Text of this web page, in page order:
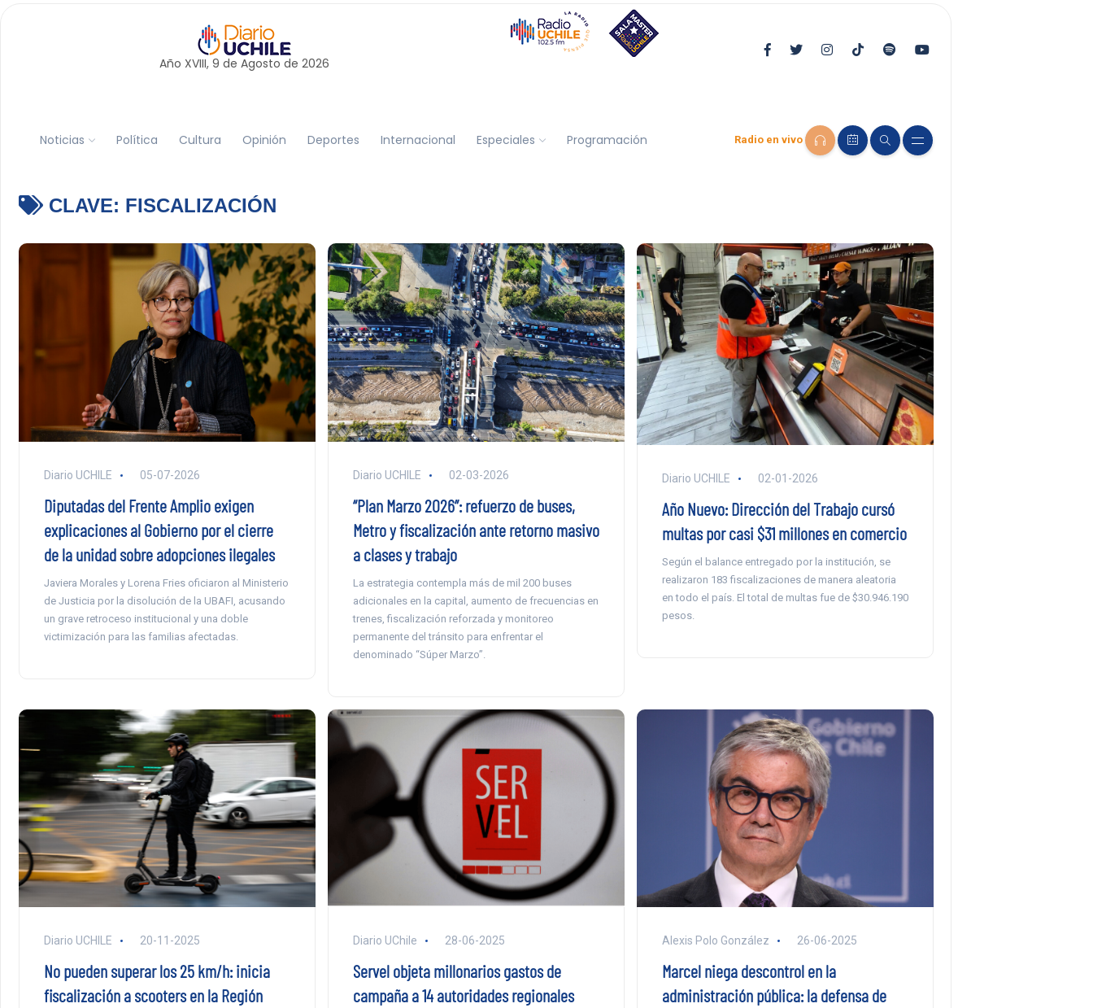
Año XVIII, 9 de Agosto de 2026
Noticias Política Cultura Opinión Deportes Internacional Especiales Programación Radio en vivo
CLAVE: FISCALIZACIÓN
Diario UCHILE 05-07-2026
Diputadas del Frente Amplio exigen
explicaciones al Gobierno por el cierre
de la unidad sobre adopciones ilegales
Javiera Morales y Lorena Fries oficiaron al Ministerio
de Justicia por la disolución de la UBAFI, acusando
un grave retroceso institucional y una doble
victimización para las familias afectadas.
Diario UCHILE 02-03-2026
“Plan Marzo 2026”: refuerzo de buses,
Metro y fiscalización ante retorno masivo
a clases y trabajo
La estrategia contempla más de mil 200 buses
adicionales en la capital, aumento de frecuencias en
trenes, fiscalización reforzada y monitoreo
permanente del tránsito para enfrentar el
denominado “Súper Marzo”.
Diario UCHILE 02-01-2026
Año Nuevo: Dirección del Trabajo cursó
multas por casi $31 millones en comercio
Según el balance entregado por la institución, se
realizaron 183 fiscalizaciones de manera aleatoria
en todo el país. El total de multas fue de $30.946.190
pesos.
Diario UCHILE 20-11-2025
No pueden superar los 25 km/h: inicia
fiscalización a scooters en la Región
Diario UChile 28-06-2025
Servel objeta millonarios gastos de
campaña a 14 autoridades regionales
Alexis Polo González 26-06-2025
Marcel niega descontrol en la
administración pública: la defensa de